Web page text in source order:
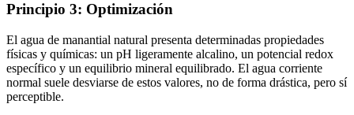
Principio 3: Optimización
El agua de manantial natural presenta determinadas propiedades
físicas y químicas: un pH ligeramente alcalino, un potencial redox
específico y un equilibrio mineral equilibrado. El agua corriente
normal suele desviarse de estos valores, no de forma drástica, pero sí
perceptible.